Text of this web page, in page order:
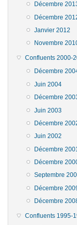
Décembre
Décembre
Janvier 2012
Novembre
Confluents 2000-
Décembre
Juin 2004
Décembre
Juin 2003
Décembre
Juin 2002
Décembre 2001
Décembre
Septembre
Décembre
Décembre
Confluents 1995-